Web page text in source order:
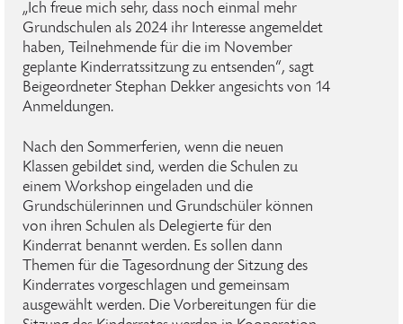
„Ich freue mich sehr, dass noch einmal mehr
Grundschulen als 2024 ihr Interesse angemeldet
haben, Teilnehmende für die im November
geplante Kinderratssitzung zu entsenden“, sagt
Beigeordneter Stephan Dekker angesichts von 14
Anmeldungen.
Nach den Sommerferien, wenn die neuen
Klassen gebildet sind, werden die Schulen zu
einem Workshop eingeladen und die
Grundschülerinnen und Grundschüler können
von ihren Schulen als Delegierte für den
Kinderrat benannt werden. Es sollen dann
Themen für die Tagesordnung der Sitzung des
Kinderrates vorgeschlagen und gemeinsam
ausgewählt werden. Die Vorbereitungen für die